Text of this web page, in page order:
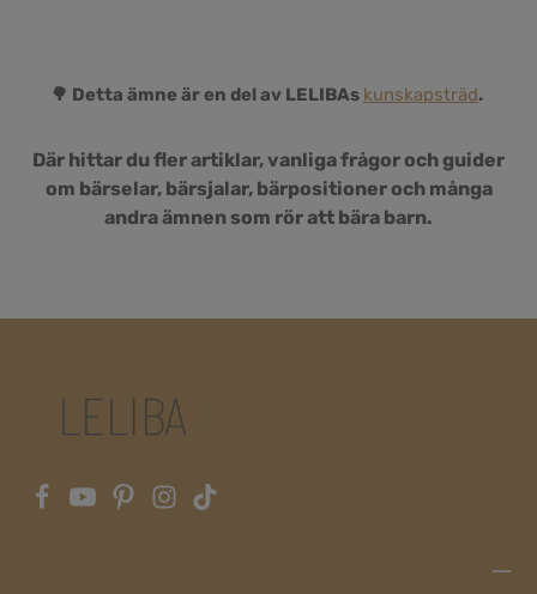
🌳 Detta ämne är en del av LELIBAs kunskapsträd.
Där hittar du fler artiklar, vanliga frågor och guider
om bärselar, bärsjalar, bärpositioner och många
andra ämnen som rör att bära barn.